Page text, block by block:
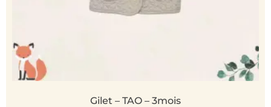
Gilet – TAO – 3mois